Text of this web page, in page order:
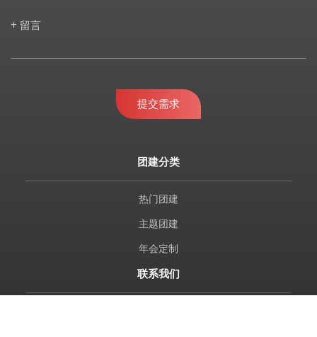
+ 留言
提交需求
团建分类
热门团建
主题团建
年会定制
联系我们